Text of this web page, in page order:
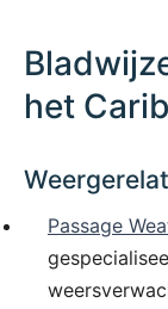
het
Passage